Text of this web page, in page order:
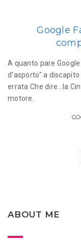
Google
A quanto pare
d'asporto" a
errata Che dire...la
motore.
ABOUT ME